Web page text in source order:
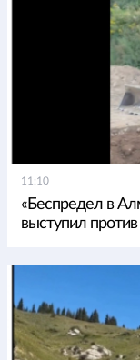
11:10
«Беспредел в
выступил